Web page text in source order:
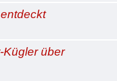
Kügler über